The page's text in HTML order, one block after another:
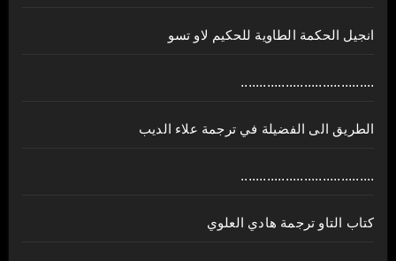
انجيل الحكمة الطاوية للحكيم لاو تسو
....................................
الطريق الى الفضيلة في ترجمة علاء الديب
....................................
كتاب التاو ترجمة هادي العلوي